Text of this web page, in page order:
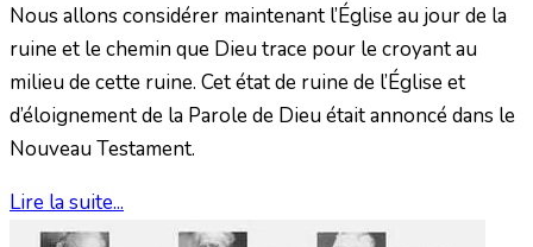
Nous allons considérer maintenant l’Église au jour de la
ruine et le chemin que Dieu trace pour le croyant au
milieu de cette ruine. Cet état de ruine de l’Église et
d’éloignement de la Parole de Dieu était annoncé dans le
Nouveau Testament.
Lire la suite...